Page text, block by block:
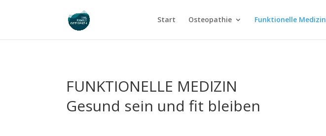
Start Osteopathie Funktionelle Medizin
FUNKTIONELLE MEDIZIN
Gesund sein und fit bleiben